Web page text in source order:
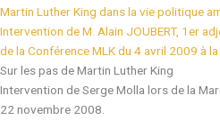
Martin Luther King dans la vie politique
Intervention de M. Alain JOUBERT, 1er
de la Conférence MLK du 4 avril 2009 à
Sur les pas de Martin Luther King
Intervention de Serge Molla lors de la
22 novembre 2008.